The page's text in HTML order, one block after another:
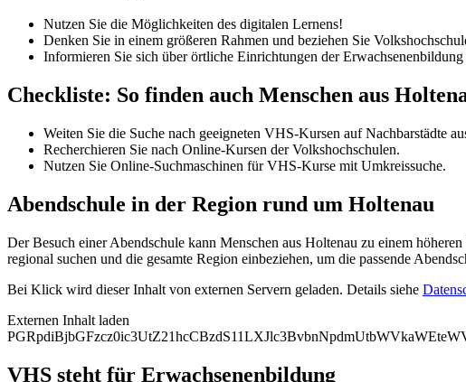
Nutzen Sie die Möglichkeiten des digitalen Lernens!
Denken Sie in einem größeren Rahmen und beziehen Sie
Informieren Sie sich über örtliche Einrichtungen der
Checkliste: So finden auch Menschen aus
Weiten Sie die Suche nach geeigneten VHS-Kursen auf Nachbarstädte
Recherchieren Sie nach Online-Kursen der Volkshochschulen.
Nutzen Sie Online-Suchmaschinen für VHS-Kurse mit Umkreissuche.
Abendschule in der Region rund um Holtenau
Der Besuch einer Abendschule kann Menschen aus Holtenau zu einem
regional suchen und die gesamte Region einbeziehen, um die passende
Bei Klick wird dieser Inhalt von externen Servern geladen. Details siehe
Externen Inhalt laden
VHS steht für Erwachsenenbildung